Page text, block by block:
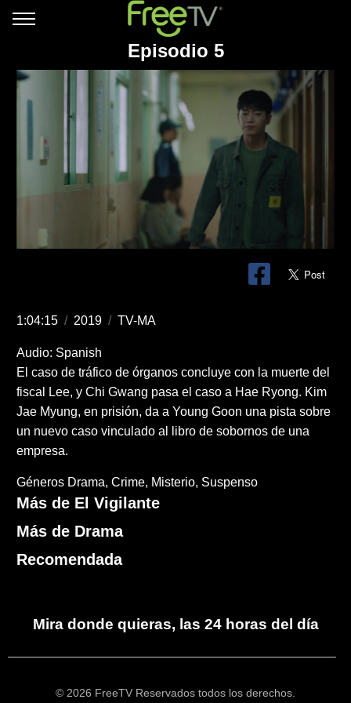
Episodio 5
1:04:15 / 2019 / TV-MA
Audio: Spanish
El caso de tráfico de órganos concluye con la muerte del
fiscal Lee, y Chi Gwang pasa el caso a Hae Ryong. Kim
Jae Myung, en prisión, da a Young Goon una pista sobre
un nuevo caso vinculado al libro de sobornos de una
empresa.
Géneros Drama Crime Misterio Suspenso
Más de El Vigilante
Más de Drama
Recomendada
Mira donde quieras, las 24 horas del día
© 2026 FreeTV Reservados todos los derechos.